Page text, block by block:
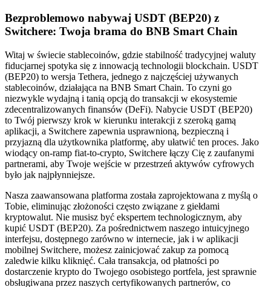
Bezproblemowo nabywaj USDT (BEP20) z
Switchere: Twoja brama do BNB Smart Chain
Witaj w świecie stablecoinów, gdzie stabilność tradycyjnej waluty
fiducjarnej spotyka się z innowacją technologii blockchain. USDT
(BEP20) to wersja Tethera, jednego z najczęściej używanych
stablecoinów, działająca na BNB Smart Chain. To czyni go
niezwykle wydajną i tanią opcją do transakcji w ekosystemie
zdecentralizowanych finansów (DeFi). Nabycie USDT (BEP20)
to Twój pierwszy krok w kierunku interakcji z szeroką gamą
aplikacji, a Switchere zapewnia usprawnioną, bezpieczną i
przyjazną dla użytkownika platformę, aby ułatwić ten proces. Jako
wiodący on-ramp fiat-to-crypto, Switchere łączy Cię z zaufanymi
partnerami, aby Twoje wejście w przestrzeń aktywów cyfrowych
było jak najpłynniejsze.
Nasza zaawansowana platforma została zaprojektowana z myślą o
Tobie, eliminując złożoności często związane z giełdami
kryptowalut. Nie musisz być ekspertem technologicznym, aby
kupić USDT (BEP20). Za pośrednictwem naszego intuicyjnego
interfejsu, dostępnego zarówno w internecie, jak i w aplikacji
mobilnej Switchere, możesz zainicjować zakup za pomocą
zaledwie kilku kliknięć. Cała transakcja, od płatności po
dostarczenie krypto do Twojego osobistego portfela, jest sprawnie
obsługiwana przez naszych certyfikowanych partnerów, co